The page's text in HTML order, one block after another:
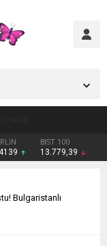
BIST 100
13.779,39
Bulgaristanlı